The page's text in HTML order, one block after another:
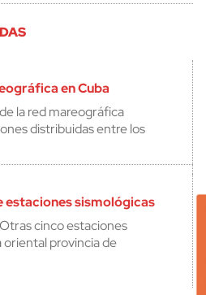
en Cuba
la red mareográfica
distribuidas entre los
estaciones sismológicas
cinco estaciones
oriental provincia de